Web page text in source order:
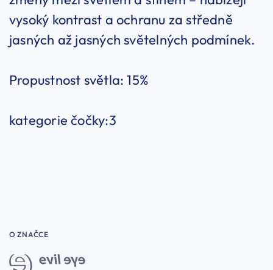
vysoký kontrast a ochranu za středně
jasných až jasných světelných podmínek.
Propustnost světla: 15%
kategorie čočky:3
O ZNAČCE